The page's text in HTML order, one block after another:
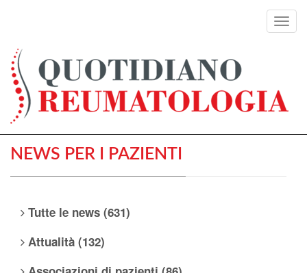
NEWS PER I PAZIENTI
Tutte le news (631)
Attualità (132)